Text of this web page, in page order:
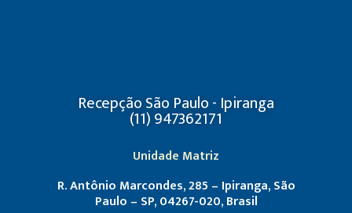
Recepção São Paulo - Ipiranga
(11) 947362171
Unidade Matriz
R. Antônio Marcondes, 285 – Ipiranga, São
Paulo – SP, 04267-020, Brasil